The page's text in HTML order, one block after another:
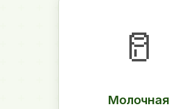
🥛
Молочная